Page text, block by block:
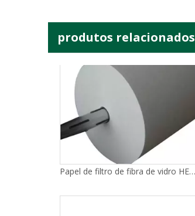
produtos relacionados
Papel de filtro de fibra de vidro HEPA 0,3 mícrons Filtro de papel Hepa plissado Filtro Hepa 99,99%